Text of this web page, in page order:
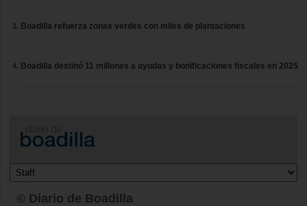
Boadilla refuerza zonas verdes con miles de plantaciones
Boadilla destinó 11 millones a ayudas y bonificaciones fiscales en 2025
© Diario de Boadilla